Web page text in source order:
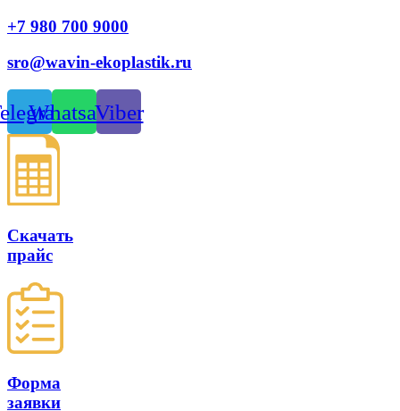
+7 980 700 9000
sro@wavin-ekoplastik.ru
WhatsappViber
Скачать
прайс
Форма
заявки